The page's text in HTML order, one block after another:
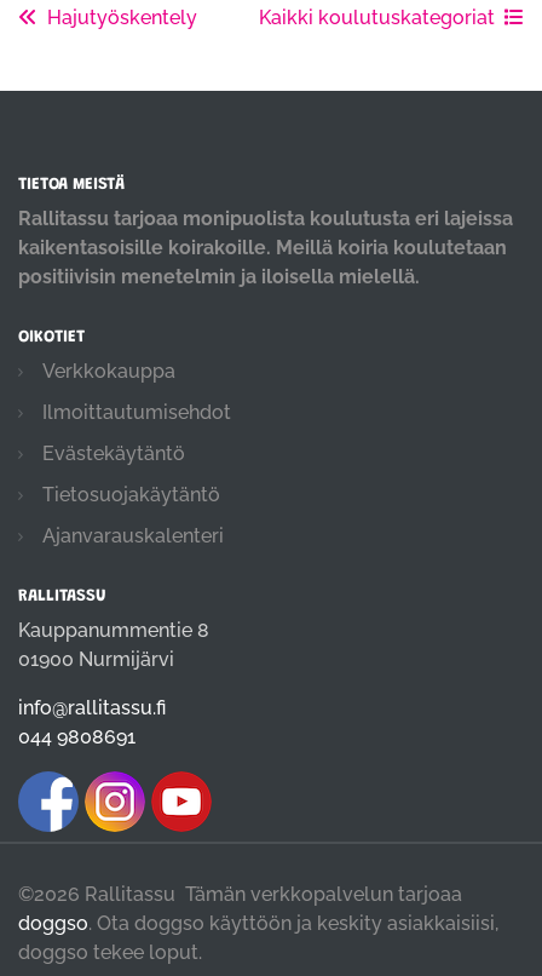
Hajutyöskentely Kaikki koulutuskategoriat
TIETOA MEISTÄ
Rallitassu tarjoaa monipuolista koulutusta eri lajeissa
kaikentasoisille koirakoille. Meillä koiria koulutetaan
positiivisin menetelmin ja iloisella mielellä.
OIKOTIET
Verkkokauppa
Ilmoittautumisehdot
Evästekäytäntö
Tietosuojakäytäntö
Ajanvarauskalenteri
RALLITASSU
Kauppanummentie 8
01900 Nurmijärvi
info@rallitassu.fi
044 9808691
©2026 Rallitassu Tämän verkkopalvelun tarjoaa
doggso. Ota doggso käyttöön ja keskity asiakkaisiisi,
doggso tekee loput.